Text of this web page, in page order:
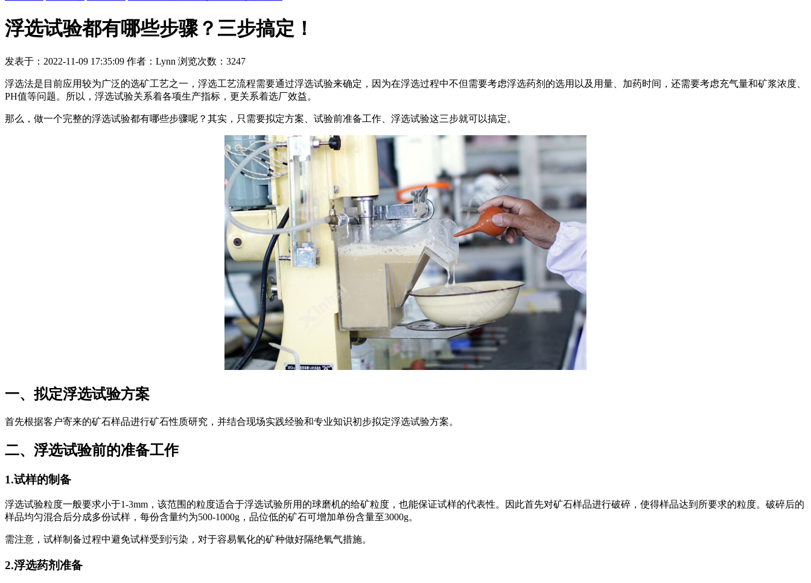
浮选试验都有哪些步骤？三步搞定！
发表于：2022-11-09 17:35:09 作者：Lynn 浏览次数：3247
浮选法是目前应用较为广泛的选矿工艺之一，浮选工艺流程需要通过浮选试验来确定，因为在浮选过程中不但需要考虑浮选药剂的选用以及用量、加药时间，还需要考虑充气量和矿浆浓度、
PH值等问题。所以，浮选试验关系着各项生产指标，更关系着选厂效益。
那么，做一个完整的浮选试验都有哪些步骤呢？其实，只需要拟定方案、试验前准备工作、浮选试验这三步就可以搞定。
一、拟定浮选试验方案
首先根据客户寄来的矿石样品进行矿石性质研究，并结合现场实践经验和专业知识初步拟定浮选试验方案。
二、浮选试验前的准备工作
1.试样的制备
浮选试验粒度一般要求小于1-3mm，该范围的粒度适合于浮选试验所用的球磨机的给矿粒度，也能保证试样的代表性。因此首先对矿石样品进行破碎，使得样品达到所要求的粒度。破碎后的
样品均匀混合后分成多份试样，每份含量约为500-1000g，品位低的矿石可增加单份含量至3000g。
需注意，试样制备过程中避免试样受到污染，对于容易氧化的矿种做好隔绝氧气措施。
2.浮选药剂准备